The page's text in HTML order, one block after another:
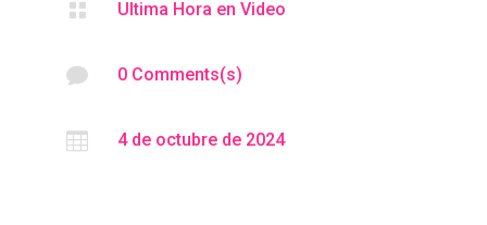
 Ultima Hora en Video
 0 Comments(s)
 4 de octubre de 2024